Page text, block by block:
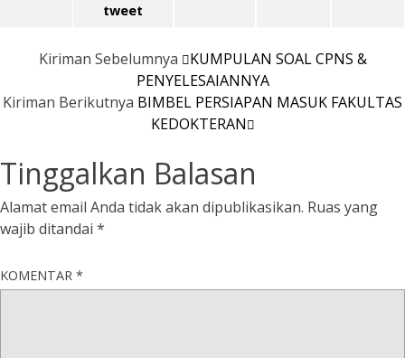
tweet
Kiriman Sebelumnya
KUMPULAN SOAL CPNS &
PENYELESAIANNYA
Kiriman Berikutnya BIMBEL PERSIAPAN MASUK FAKULTAS
KEDOKTERAN
Tinggalkan Balasan
Alamat email Anda tidak akan dipublikasikan. Ruas yang
wajib ditandai *
KOMENTAR *